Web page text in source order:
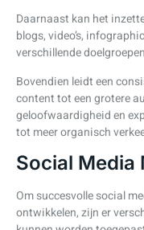
Daarnaast kan het
blogs, video’s,
verschillende
Bovendien leidt een
content tot een grotere
geloofwaardigheid en
tot meer organisch
Social Media
Om succesvolle social
ontwikkelen, zijn er